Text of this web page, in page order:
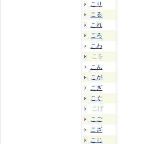
こり
こる
これ
ころ
こわ
こを
こん
こが
こぎ
こぐ
こげ
こご
こざ
こじ